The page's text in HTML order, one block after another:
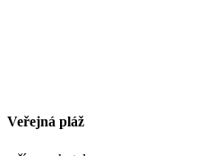
Veřejná pláž